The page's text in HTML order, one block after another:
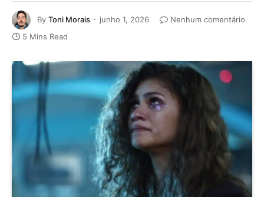
By Toni Morais junho 1, 2026
Nenhum comentário
5 Mins Read